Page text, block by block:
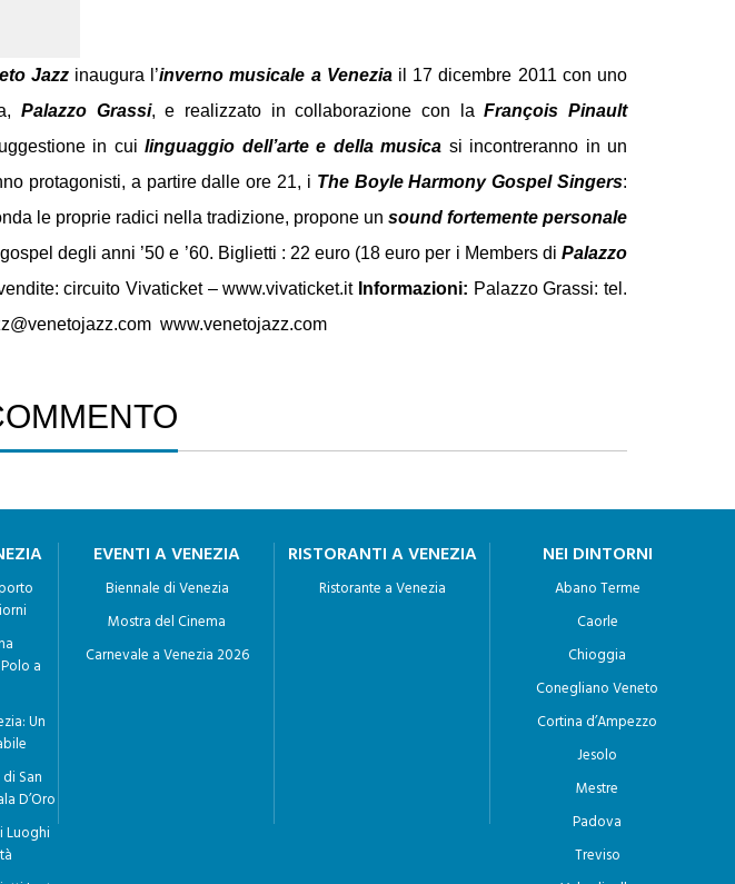
Jazzinaugura l’inverno musicale a Veneziail 17 dicembre 2011 con uno
Palazzo Grassi, e realizzato in collaborazione con laFrançois Pinault
in cuilinguaggio dell’arte e della musica si incontreranno in un
protagonisti, a partire dalle ore 21, i The Boyle Harmony Gospel Singers:
le proprie radici nella tradizione, propone un sound fortemente personale
degli anni ’50 e ’60. Biglietti : 22 euro (18 euro per i Members diPalazzo
circuito Vivaticket – www.vivaticket.it Informazioni: Palazzo Grassi: tel.
www.venetojazz.com
a
Un
San
D’Oro
Luoghi
EVENTI A VENEZIA
Biennale di Venezia
Mostra del Cinema
Carnevale a Venezia 2026
RISTORANTI A VENEZIA
Ristorante a Venezia
NEI DINTORNI
Abano Terme
Caorle
Chioggia
Conegliano Veneto
Cortina d’Ampezzo
Jesolo
Mestre
Padova
Treviso